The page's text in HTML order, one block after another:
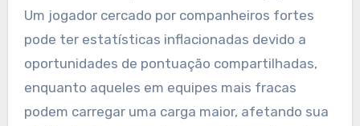
Um jogador cercado por companheiros fortes
pode ter estatísticas inflacionadas devido a
oportunidades de pontuação compartilhadas,
enquanto aqueles em equipes mais fracas
podem carregar uma carga maior, afetando sua